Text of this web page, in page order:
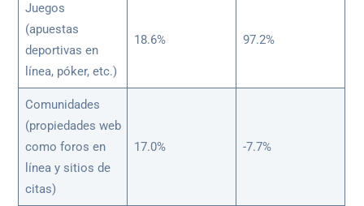
Juegos
(apuestas
deportivas en
línea, póker, etc.)
18.6% 97.2%
Comunidades
(propiedades web
como foros en
línea y sitios de
citas)
17.0% -7.7%